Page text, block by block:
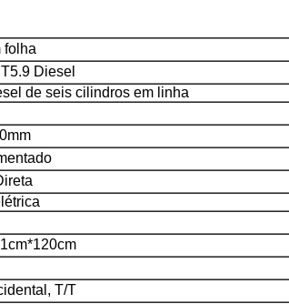
folha
Diesel
de seis cilindros em linha
T/T